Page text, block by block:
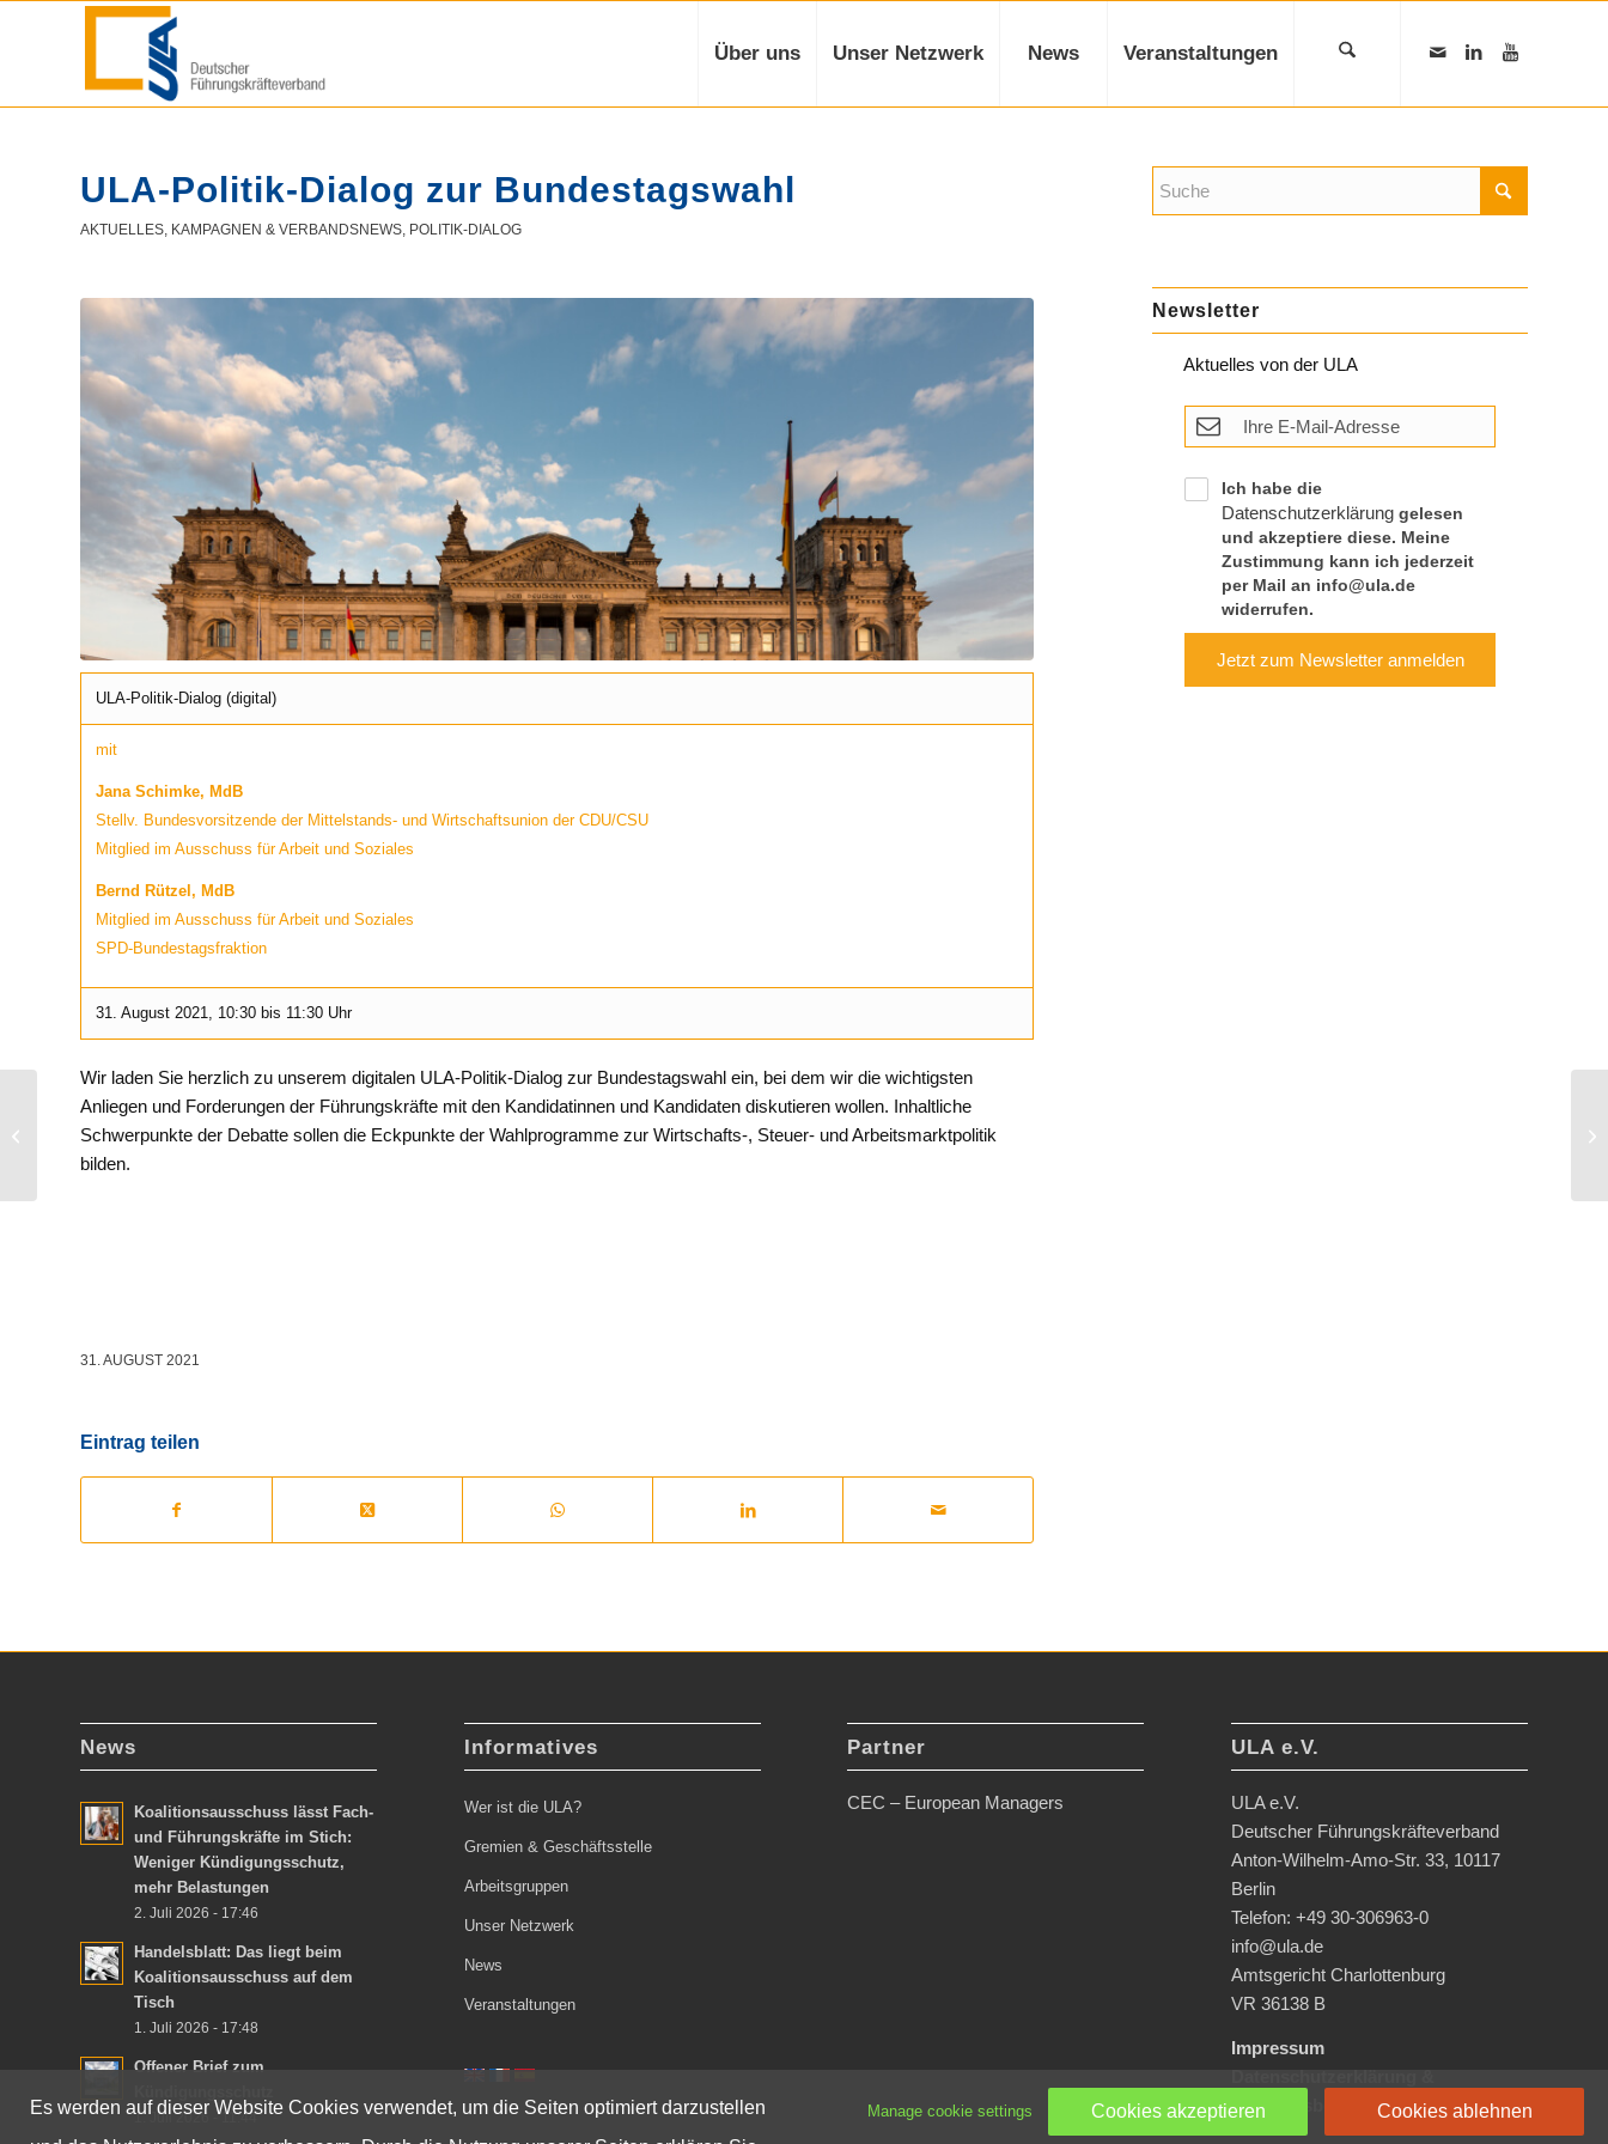
Über uns Unser Netzwerk News Veranstaltungen
ULA-Politik-Dialog zur Bundestagswahl
AKTUELLES, KAMPAGNEN & VERBANDSNEWS, POLITIK-DIALOG
ULA-Politik-Dialog (digital)
mit
Jana Schimke, MdB
Stellv. Bundesvorsitzende der Mittelstands- und Wirtschaftsunion der CDU/CSU
Mitglied im Ausschuss für Arbeit und Soziales
Bernd Rützel, MdB
Mitglied im Ausschuss für Arbeit und Soziales
SPD-Bundestagsfraktion
31. August 2021, 10:30 bis 11:30 Uhr
Wir laden Sie herzlich zu unserem digitalen ULA-Politik-Dialog zur Bundestagswahl ein, bei dem wir die wichtigsten
Anliegen und Forderungen der Führungskräfte mit den Kandidatinnen und Kandidaten diskutieren wollen. Inhaltliche
Schwerpunkte der Debatte sollen die Eckpunkte der Wahlprogramme zur Wirtschafts-, Steuer- und Arbeitsmarktpolitik
bilden.
31. AUGUST 2021
Eintrag teilen
Newsletter
Jetzt zum Newsletter anmelden
Aktuelles von der ULA
Ich habe die
Datenschutzerklärunggelesen
und akzeptiere diese. Meine
Zustimmung kann ich jederzeit
per Mail an info@ula.de
widerrufen.
News
Koalitionsausschuss lässt Fach-
und Führungskräfte im Stich:
Weniger Kündigungsschutz,
mehr Belastungen
2. Juli 2026 - 17:46
Handelsblatt: Das liegt beim
Koalitionsausschuss auf dem
Tisch
1. Juli 2026 - 17:48
Offener Brief zum
1. Juli 2026 - 11:44
Informatives
Wer ist die ULA?
Gremien & Geschäftsstelle
Arbeitsgruppen
Unser Netzwerk
News
Veranstaltungen
Partner
CEC – European Managers
ULA e.V.
ULA e.V.
Deutscher Führungskräfteverband
Anton-Wilhelm-Amo-Str. 33, 10117
Berlin
Telefon: +49 30-306963-0
info@ula.de
Amtsgericht Charlottenburg
VR 36138 B
Impressum
Datenschutzerklärung &
Nutzungsbedingungen
Bundestagswahl 2021
Es werden auf dieser Website Cookies verwendet, um die Seiten optimiert darzustellen
Manage cookie settings Cookies akzeptieren Cookies ablehnen